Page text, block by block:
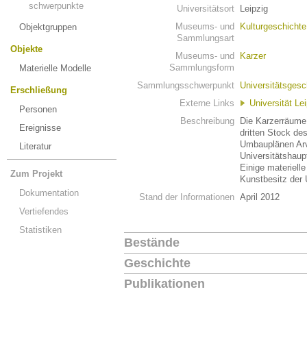
schwerpunkte
Objektgruppen
Objekte
Materielle Modelle
Erschließung
Personen
Ereignisse
Literatur
Zum Projekt
Dokumentation
Vertiefendes
Statistiken
Universitätsort
Leipzig
Museums- und
Sammlungsart
Museums- und
Sammlungsform
Karzer
Sammlungsschwerpunkt
Externe Links
Universität
Beschreibung
Die
dritten Stock
Umbauplänen
Einige
Kunstbesitz
Stand der Informationen April 2012
Bestände
Geschichte
Publikationen